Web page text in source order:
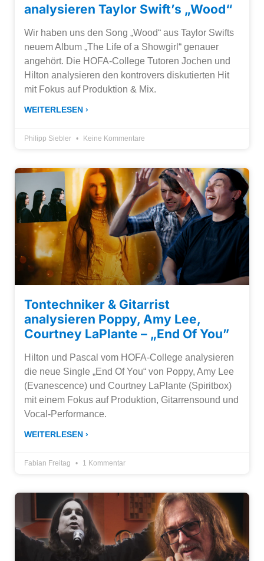
analysieren Taylor Swift’s „Wood“
Wir haben uns den Song „Wood“ aus Taylor Swifts
neuem Album „The Life of a Showgirl“ genauer
angehört. Die HOFA-College Tutoren Jochen und
Hilton analysieren den kontrovers diskutierten Hit
mit Fokus auf Produktion & Mix.
WEITERLESEN ›
Philipp Siebler Keine Kommentare
Tontechniker & Gitarrist
analysieren Poppy, Amy Lee,
Courtney LaPlante – „End Of You”
Hilton und Pascal vom HOFA-College analysieren
die neue Single „End Of You“ von Poppy, Amy Lee
(Evanescence) und Courtney LaPlante (Spiritbox)
mit einem Fokus auf Produktion, Gitarrensound und
Vocal-Performance.
WEITERLESEN ›
Fabian Freitag 1 Kommentar